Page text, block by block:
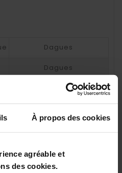
À propos des cookies
agréable et
des cookies.
Dagues
Dagues
Epées et Dagues